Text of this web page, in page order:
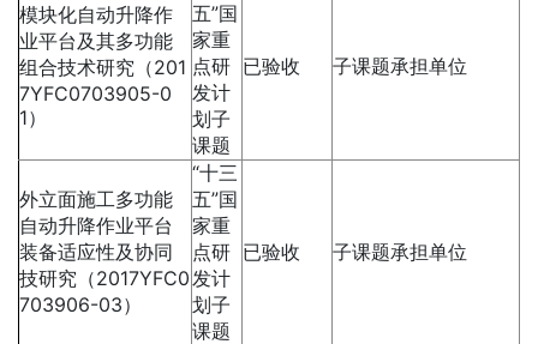
模块化自动升降作
业平台及其多功能
组合技术研究（201
7YFC0703905-0
1）
五”国
家重
点研
发计
划子
课题
已验收 子课题承担单位
外立面施工多功能
自动升降作业平台
装备适应性及协同
技研究（2017YFC0
703906-03）
“十三
五”国
家重
点研
发计
划子
课题
已验收 子课题承担单位